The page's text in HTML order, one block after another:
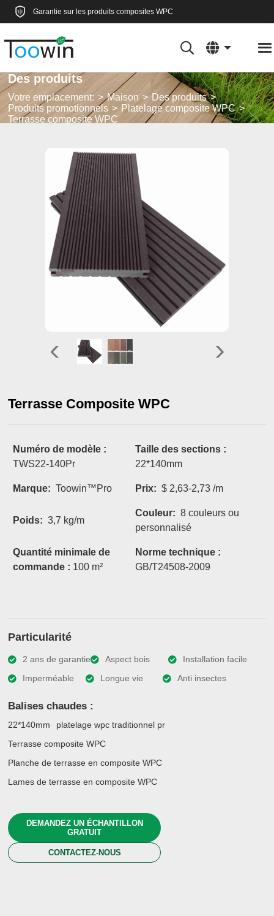
Garantie sur les produits composites WPC
Des produits
Votre emplacement: Maison
Des produits
Produits promotionnels
Platelage composite WPC
Terrasse composite WPC
Terrasse Composite WPC
Numéro de modèle :
TWS22-140Pr
Taille des sections :
22*140mm
Marque:Toowin™Pro Prix:$ 2,63-2,73 /m
Poids: 3,7 kg/m
Couleur:8 couleurs ou
personnalisé
Quantité minimale de
commande : 100 m²
Norme technique :
GB/T24508-2009
Particularité
2 ans de garantie Aspect bois
Installation facile
Imperméable
Longue vie Anti insectes
Balises chaudes :
22*140mm
platelage wpc traditionnel pr
Terrasse composite WPC
Planche de terrasse en composite WPC
Lames de terrasse en composite WPC
DEMANDEZ UN ÉCHANTILLON
GRATUIT
CONTACTEZ-NOUS